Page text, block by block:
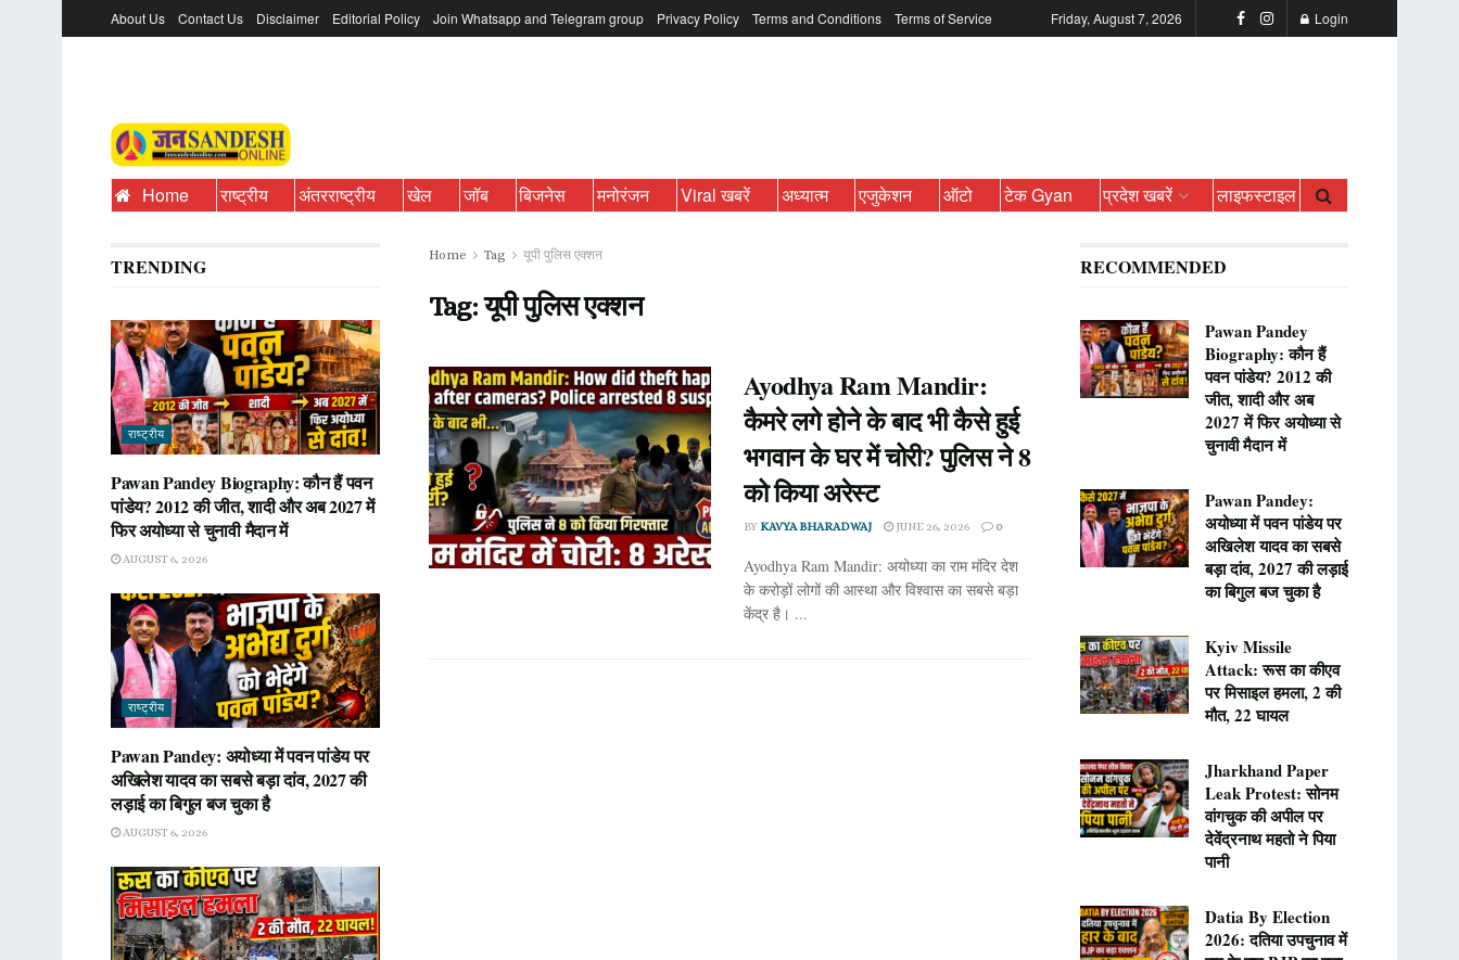
About Us Contact Us Disclaimer Editorial Policy Join Whatsapp and Telegram group Privacy Policy Terms and Conditions Terms of Service Friday, August 7, 2026 Login
Home राष्ट्रीय अंतरराष्ट्रीय खेल जॉब बिजनेस मनोरंजन Viral खबरें अध्यात्म एजुकेशन ऑटो टेक Gyan प्रदेश खबरें लाइफस्टाइल
Home Tag यूपी पुलिस एक्शन
Tag:यूपी पुलिस एक्शन
Ayodhya Ram Mandir:
कैमरे लगे होने के बाद भी कैसे हुई
भगवान के घर में चोरी? पुलिस ने 8
को किया अरेस्ट
BY KAVYA BHARADWAJ JUNE 26, 2026 0
Ayodhya Ram Mandir: अयोध्या का राम मंदिर देश
के करोड़ों लोगों की आस्था और विश्वास का सबसे बड़ा
केंद्र है। ...
TRENDING
राष्ट्रीय
Pawan Pandey Biography: कौन हैं पवन
पांडेय? 2012 की जीत, शादी और अब 2027 में
फिर अयोध्या से चुनावी मैदान में
AUGUST 6, 2026
राष्ट्रीय
Pawan Pandey: अयोध्या में पवन पांडेय पर
अखिलेश यादव का सबसे बड़ा दांव, 2027 की
लड़ाई का बिगुल बज चुका है
AUGUST 6, 2026
RECOMMENDED
Pawan Pandey
Biography: कौन हैं
पवन पांडेय? 2012 की
जीत, शादी और अब
2027 में फिर अयोध्या से
चुनावी मैदान में
Pawan Pandey:
अयोध्या में पवन पांडेय पर
अखिलेश यादव का सबसे
बड़ा दांव, 2027 की लड़ाई
का बिगुल बज चुका है
Kyiv Missile
Attack: रूस का कीएव
पर मिसाइल हमला, 2 की
मौत, 22 घायल
Jharkhand Paper
Leak Protest: सोनम
वांगचुक की अपील पर
देवेंद्रनाथ महतो ने पिया
पानी
Datia By Election
2026: दतिया उपचुनाव में